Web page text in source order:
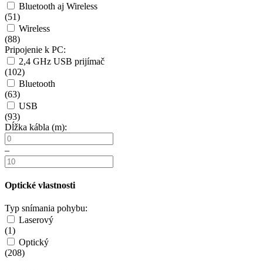
Bluetooth aj Wireless
(51)
Wireless
(88)
Pripojenie k PC:
2,4 GHz USB prijímač
(102)
Bluetooth
(63)
USB
(93)
Dĺžka kábla (m):
–
Optické vlastnosti
Typ snímania pohybu:
Laserový
(1)
Optický
(208)